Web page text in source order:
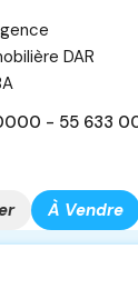
- 55 633
À Vendre